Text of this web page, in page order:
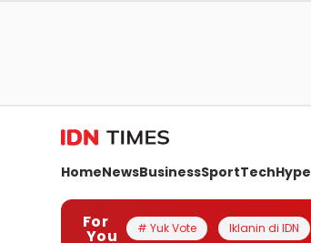
HomeNewsBusinessSportTechHype
For
You # Yuk Vote Iklanin di IDN